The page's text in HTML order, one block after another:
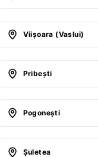
Viişoara (Vaslui)
Pribeşti
Pogoneşti
Şuletea